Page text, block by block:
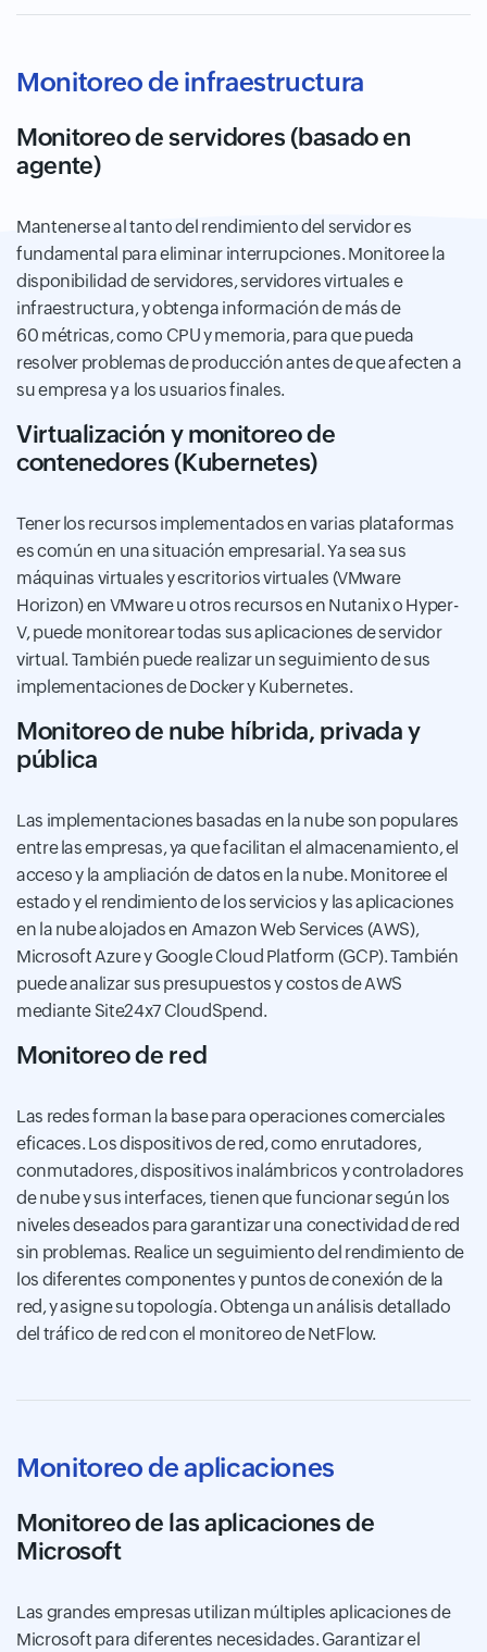
Monitoreo de infraestructura
Monitoreo de servidores (basado en
agente)
Mantenerse al tanto del rendimiento del servidor es
fundamental para eliminar interrupciones. Monitoree la
disponibilidad de servidores, servidores virtuales e
infraestructura, y obtenga información de más de
60 métricas, como CPU y memoria, para que pueda
resolver problemas de producción antes de que afecten a
su empresa y a los usuarios finales.
Virtualización y monitoreode
contenedores (Kubernetes)
Tener los recursos implementados en varias plataformas
es común en una situación empresarial. Ya sea sus
máquinas virtuales y escritorios virtuales (VMware
Horizon) en VMware u otros recursos en Nutanix o Hyper-
V, puede monitorear todas sus aplicaciones de servidor
virtual. También puede realizar un seguimiento de sus
implementaciones de Docker y Kubernetes.
Monitoreo de nube híbrida, privada y
pública
Las implementaciones basadas en la nube son populares
entre las empresas, ya que facilitan el almacenamiento, el
acceso y la ampliación de datos en la nube. Monitoree el
estado y el rendimiento de los servicios y las aplicaciones
en la nube alojados en Amazon Web Services (AWS),
Microsoft Azure y Google Cloud Platform (GCP). También
puede analizar sus presupuestos y costos de AWS
mediante Site24x7 CloudSpend.
Monitoreo de red
Las redes forman la base para operaciones comerciales
eficaces. Los dispositivos de red, como enrutadores,
conmutadores, dispositivos inalámbricos y controladores
de nube y sus interfaces, tienen que funcionar según los
niveles deseados para garantizar una conectividad de red
sin problemas. Realice un seguimiento del rendimiento de
los diferentes componentes y puntos de conexión de la
red, y asigne su topología. Obtenga un análisis detallado
del tráfico de red con el monitoreo de NetFlow.
Monitoreo de aplicaciones
Monitoreo de las aplicaciones de
Microsoft
Las grandes empresas utilizan múltiples aplicaciones de
Microsoft para diferentes necesidades. Garantizar el